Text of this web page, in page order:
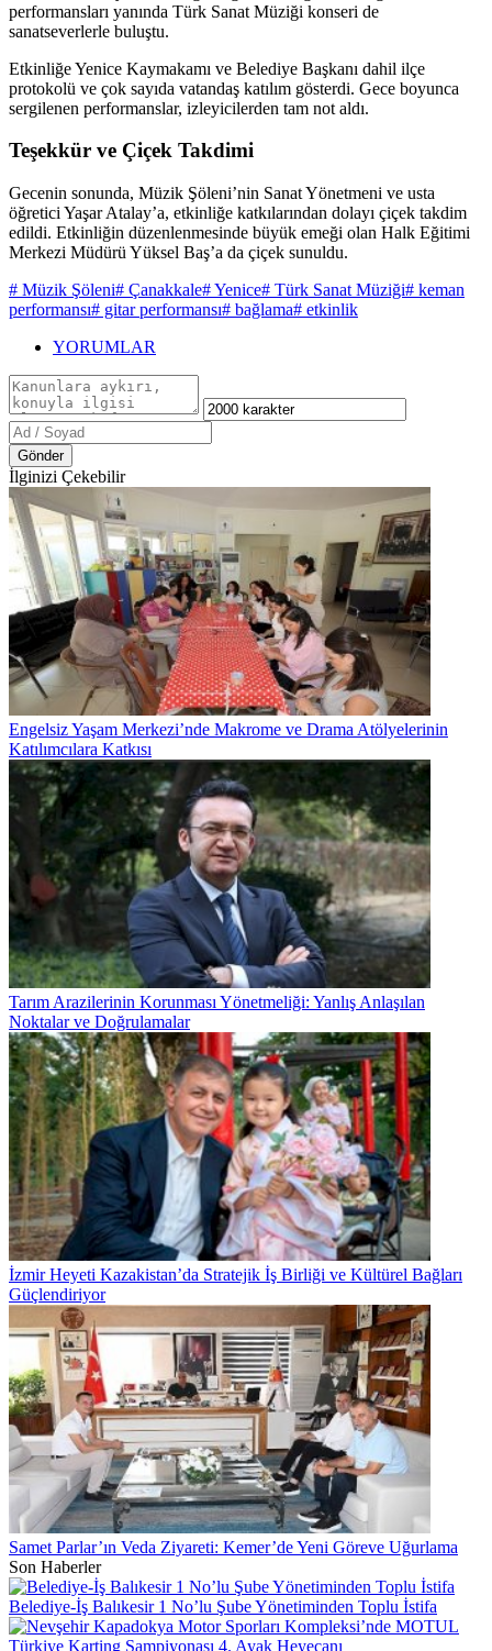
performansları yanında Türk Sanat Müziği konseri de
sanatseverlerle buluştu.
Etkinliğe Yenice Kaymakamı ve Belediye Başkanı dahil ilçe
protokolü ve çok sayıda vatandaş katılım gösterdi. Gece boyunca
sergilenen performanslar, izleyicilerden tam not aldı.
Teşekkür ve Çiçek Takdimi
Gecenin sonunda, Müzik Şöleni’nin Sanat Yönetmeni ve usta
öğretici Yaşar Atalay’a, etkinliğe katkılarından dolayı çiçek takdim
edildi. Etkinliğin düzenlenmesinde büyük emeği olan Halk Eğitimi
Merkezi Müdürü Yüksel Baş’a da çiçek sunuldu.
# Müzik Şöleni# Çanakkale# Yenice# Türk Sanat Müziği# keman
performansı# gitar performansı# bağlama# etkinlik
YORUMLAR
Gönder
İlginizi Çekebilir
Engelsiz Yaşam Merkezi’nde Makrome ve Drama Atölyelerinin
Katılımcılara Katkısı
Tarım Arazilerinin Korunması Yönetmeliği: Yanlış Anlaşılan
Noktalar ve Doğrulamalar
İzmir Heyeti Kazakistan’da Stratejik İş Birliği ve Kültürel Bağları
Güçlendiriyor
Samet Parlar’ın Veda Ziyareti: Kemer’de Yeni Göreve Uğurlama
Son Haberler
Belediye-İş Balıkesir 1 No’lu Şube Yönetiminden Toplu İstifa